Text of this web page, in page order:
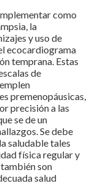
como
la
y uso de
ecocardiograma
temprana. Estas
de
premenopáusicas,
precisión a las
se de un
Se debe
saludable tales
física regular y
son
salud